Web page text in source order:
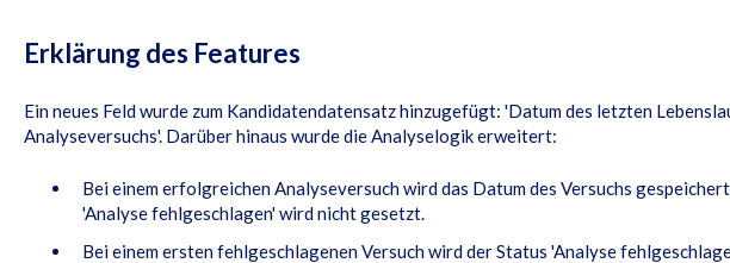
Erklärung des Features
Ein neues Feld wurde zum Kandidatendatensatz hinzugefügt: 'Datum des letzten
Analyseversuchs'. Darüber hinaus wurde die Analyselogik erweitert:
Bei einem erfolgreichen Analyseversuch wird das Datum des Versuchs
'Analyse fehlgeschlagen' wird nicht gesetzt.
Bei einem ersten fehlgeschlagenen Versuch wird der Status 'Analyse